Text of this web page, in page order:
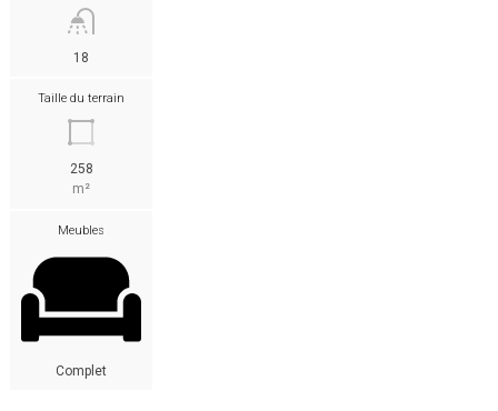
18
Taille du terrain
258
m²
Meubles
Complet